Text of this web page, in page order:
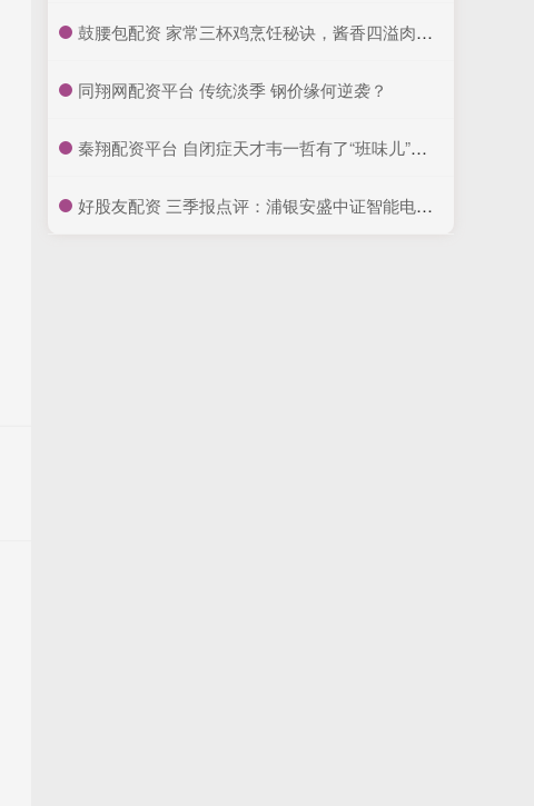
​鼓腰包配资 家常三杯鸡烹饪秘诀，酱香四溢肉质滑嫩超下饭
​同翔网配资平台 传统淡季 钢价缘何逆袭？
​秦翔配资平台 自闭症天才韦一哲有了“班味儿”：一边装病摸鱼一边卷优秀员工_工作_艺术_郑哲
​好股友配资 三季报点评：浦银安盛中证智能电动汽车ETF基金季度涨幅42.37%